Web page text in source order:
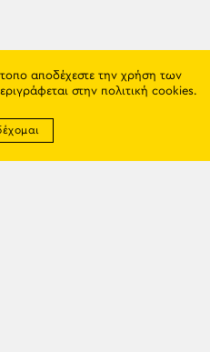
αποδέχεστε την χρήση των
στην πολιτική cookies.